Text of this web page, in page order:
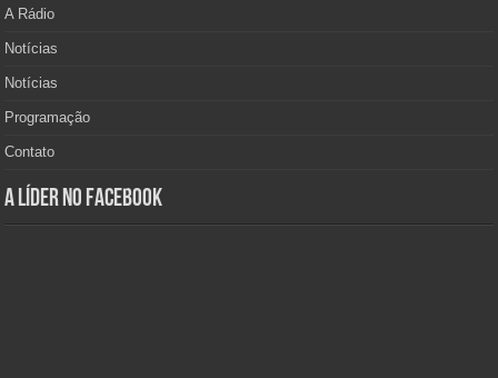
A Rádio
Notícias
Notícias
Programação
Contato
A Líder no Facebook